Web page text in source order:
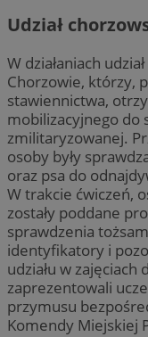
Udział
W działaniach
Chorzowie, którzy,
stawiennictwa,
mobilizacyjnego do
zmilitaryzowanej.
osoby były
oraz psa do
W trakcie ćwiczeń,
zostały poddane
sprawdzenia
identyfikatory i
udziału w zajęciach
zaprezentowali
przymusu
Komendy Miejskiej